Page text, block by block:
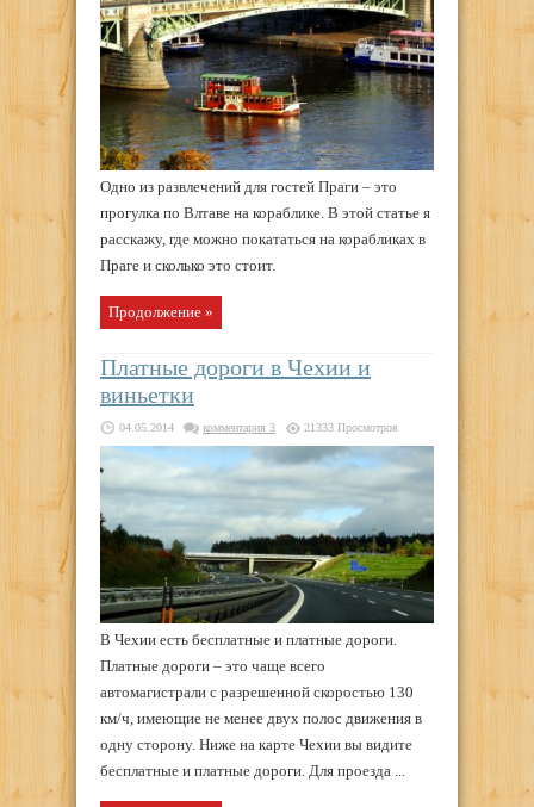
Одно из развлечений для гостей Праги – это
прогулка по Влтаве на кораблике. В этой статье я
расскажу, где можно покататься на корабликах в
Праге и сколько это стоит.
Продолжение »
Платные дороги в Чехии и
виньетки
04.05.2014 комментария 3 21333 Просмотров
В Чехии есть бесплатные и платные дороги.
Платные дороги – это чаще всего
автомагистрали с разрешенной скоростью 130
км/ч, имеющие не менее двух полос движения в
одну сторону. Ниже на карте Чехии вы видите
бесплатные и платные дороги. Для проезда ...